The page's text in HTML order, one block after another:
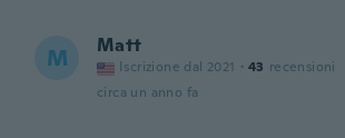
M Matt
Iscrizione dal 2021 · 43 recensioni
circa un anno fa